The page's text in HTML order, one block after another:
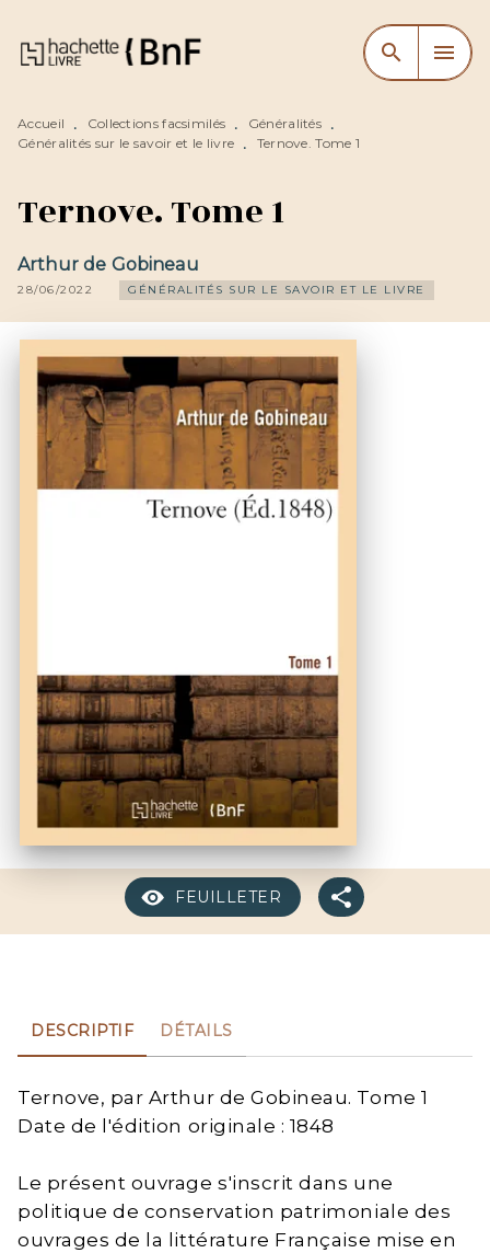
MENU RECHERCHE
CONTENU
search menu
Accueil • Collections facsimilés • Généralités •
Généralités sur le savoir et le livre • Ternove. Tome 1
Ternove. Tome 1
Arthur de Gobineau
28/06/2022 GÉNÉRALITÉS SUR LE SAVOIR ET LE LIVRE
FEUILLETER
DESCRIPTIF DÉTAILS
Ternove, par Arthur de Gobineau. Tome 1
Date de l'édition originale : 1848
Le présent ouvrage s'inscrit dans une
politique de conservation patrimoniale des
ouvrages de la littérature Française mise en